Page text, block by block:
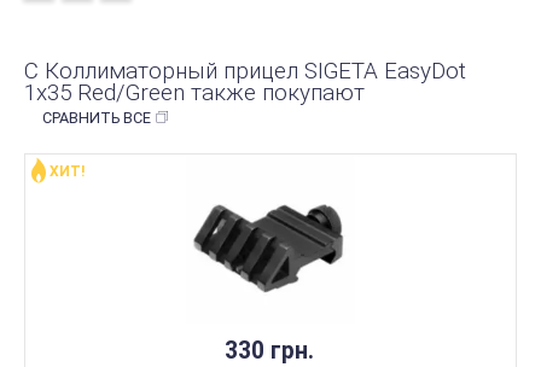
С Коллиматорный прицел SIGETA EasyDot
1x35 Red/Green также покупают
СРАВНИТЬ ВСЕ
330 грн.
ХИТ!